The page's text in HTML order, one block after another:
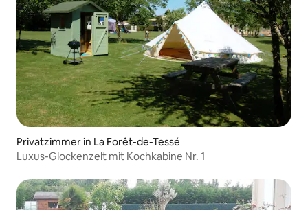
Privatzimmer in La Forêt-de-Tessé
Luxus-Glockenzelt mit Kochkabine Nr. 1